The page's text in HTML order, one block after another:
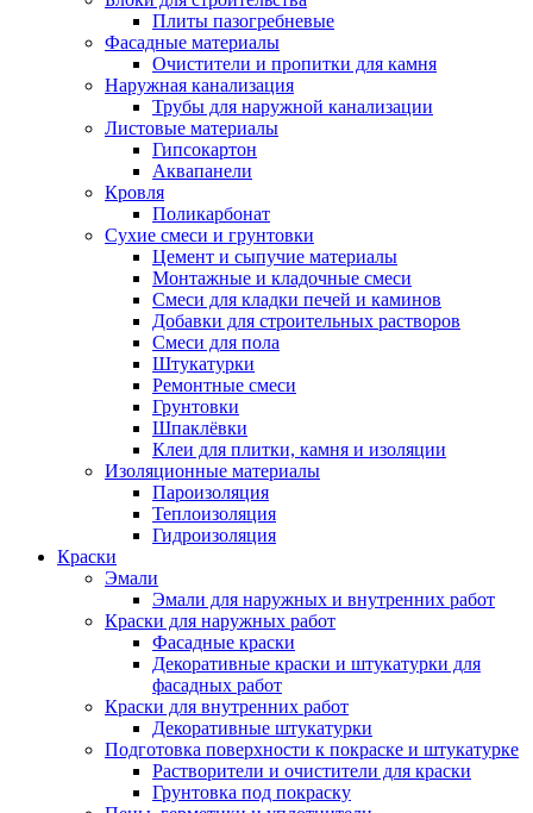
Плиты пазогребневые
Фасадные материалы
Очистители и пропитки для камня
Наружная канализация
Трубы для наружной канализации
Листовые материалы
Гипсокартон
Аквапанели
Кровля
Поликарбонат
Сухие смеси и грунтовки
Цемент и сыпучие материалы
Монтажные и кладочные смеси
Смеси для кладки печей и каминов
Добавки для строительных растворов
Смеси для пола
Штукатурки
Ремонтные смеси
Грунтовки
Шпаклёвки
Клеи для плитки, камня и изоляции
Изоляционные материалы
Пароизоляция
Теплоизоляция
Гидроизоляция
Краски
Эмали
Эмали для наружных и внутренних работ
Краски для наружных работ
Фасадные краски
Декоративные краски и штукатурки для
фасадных работ
Краски для внутренних работ
Декоративные штукатурки
Подготовка поверхности к покраске и штукатурке
Растворители и очистители для краски
Грунтовка под покраску